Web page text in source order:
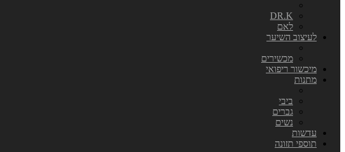
DR.K
לאם
לעיצוב השיער
מכשירים
מיכשור ריפואי
מתנות
ביבי
גברים
נשים
עדשות
תוספי תזונה